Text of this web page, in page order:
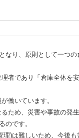
なり、原則として一つの
者であり「倉庫全体を
働いています。
ため、災害や事故の発
のです。
理)は難しいため、今後も